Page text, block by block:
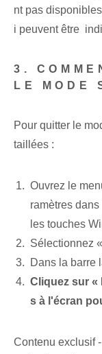
nt pas
i peuvent être
3.
LE MODE
Pour quitter le
taillées :
Ouvrez le
ramètres⁢
les touches
Sélectionnez
Dans la barre
Cliquez sur «
s à l'écran
Contenu exclusif